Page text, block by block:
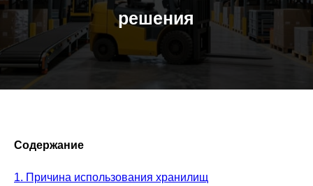
решения
Содержание
1. Причина использования хранилищ